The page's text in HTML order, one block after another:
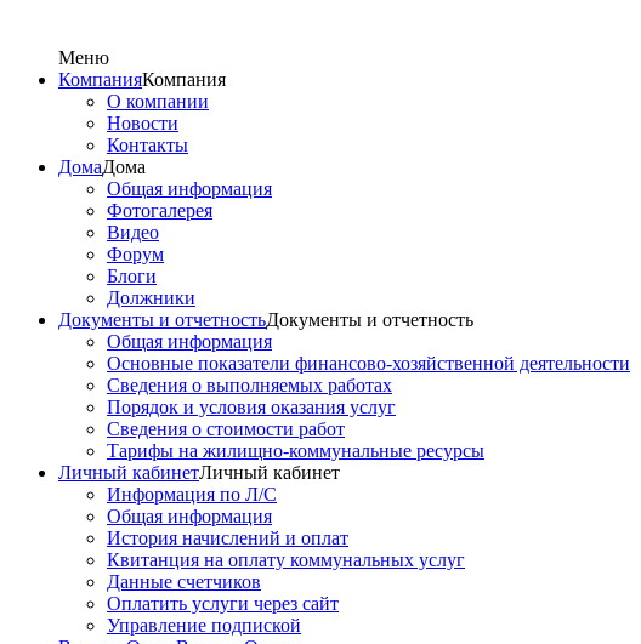
Меню
КомпанияКомпания
О компании
Новости
Контакты
ДомаДома
Общая информация
Фотогалерея
Видео
Форум
Блоги
Должники
Документы и отчетностьДокументы и отчетность
Общая информация
Основные показатели финансово-хозяйственной деятельности
Сведения о выполняемых работах
Порядок и условия оказания услуг
Сведения о стоимости работ
Тарифы на жилищно-коммунальные ресурсы
Личный кабинетЛичный кабинет
Информация по Л/С
Общая информация
История начислений и оплат
Квитанция на оплату коммунальных услуг
Данные счетчиков
Оплатить услуги через сайт
Управление подпиской